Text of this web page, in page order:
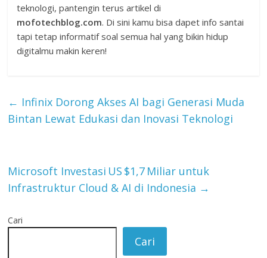
teknologi, pantengin terus artikel di
mofotechblog.com. Di sini kamu bisa dapet info santai
tapi tetap informatif soal semua hal yang bikin hidup
digitalmu makin keren!
← Infinix Dorong Akses AI bagi Generasi Muda
Bintan Lewat Edukasi dan Inovasi Teknologi
Microsoft Investasi US $1,7 Miliar untuk
Infrastruktur Cloud & AI di Indonesia →
Cari
Cari